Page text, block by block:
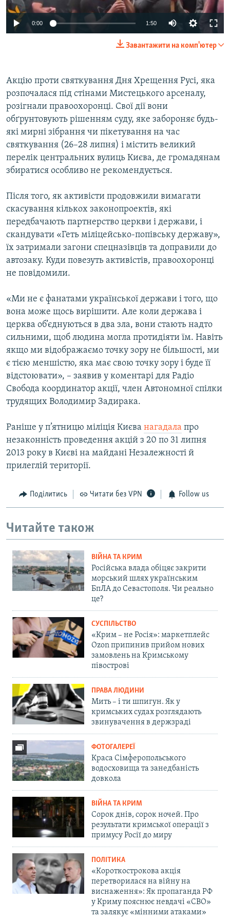
ВІДЕОУРОКИ «ELIFBE»
СВІДЧЕННЯ ОКУПАЦІЇ
Русский
Qırımtatar
Усі сайти RFE/RL
0:00 1:50
Завантажити на комп'ютер
Акцію проти святкування Дня Хрещення Русі, яка
розпочалася під стінами Мистецького арсеналу,
розігнали правоохоронці. Свої дії вони
обґрунтовують рішенням суду, яке забороняє будь-
які мирні зібрання чи пікетування на час
святкування (26–28 липня) і містить великий
перелік центральних вулиць Києва, де громадянам
збиратися особливо не рекомендується.
Після того, як активісти продовжили вимагати
скасування кількох законопроектів, які
передбачають партнерство церкви і держави, і
скандувати «Геть міліцейсько-попівську державу»,
їх затримали загони спецназівців та доправили до
автозаку. Куди повезуть активістів, правоохоронці
не повідомили.
«Ми не є фанатами української держави і того, що
вона може щось вирішити. Але коли держава і
церква об’єднуються в два зла, вони стають надто
сильними, щоб людина могла протидіяти їм. Навіть
якщо ми відображаємо точку зору не більшості, ми
є тією меншістю, яка має свою точку зору і буде її
відстоювати», – заявив у коментарі для Радіо
Свобода координатор акції, член Автономної спілки
трудящих Володимир Задирака.
Раніше у п’ятницю міліція Києва нагадала про
незаконність проведення акцій з 20 по 31 липня
2013 року в Києві на майдані Незалежності й
прилеглій території.
Поділитись Читати без VPN Follow us
Читайте також
ВІЙНА ТА КРИМ
Російська влада обіцяє закрити
морський шлях українським
БпЛА до Севастополя. Чи реально
це?
СУСПІЛЬСТВО
«Крим – не Росія»: маркетплейс
Ozon припинив прийом нових
замовлень на Кримському
півострові
ПРАВА ЛЮДИНИ
Мить – і ти шпигун. Як у
кримських судах розглядають
звинувачення в держзраді
ФОТОГАЛЕРЕЇ
Краса Сімферопольського
водосховища та занедбаність
довкола
ВІЙНА ТА КРИМ
Сорок днів, сорок ночей. Про
результати кримської операції з
примусу Росії до миру
ПОЛІТИКА
«Короткострокова акція
перетворилася на війну на
виснаження»: Як пропаганда РФ
у Криму пояснює невдачі «СВО»
та залякує «мінними атаками»